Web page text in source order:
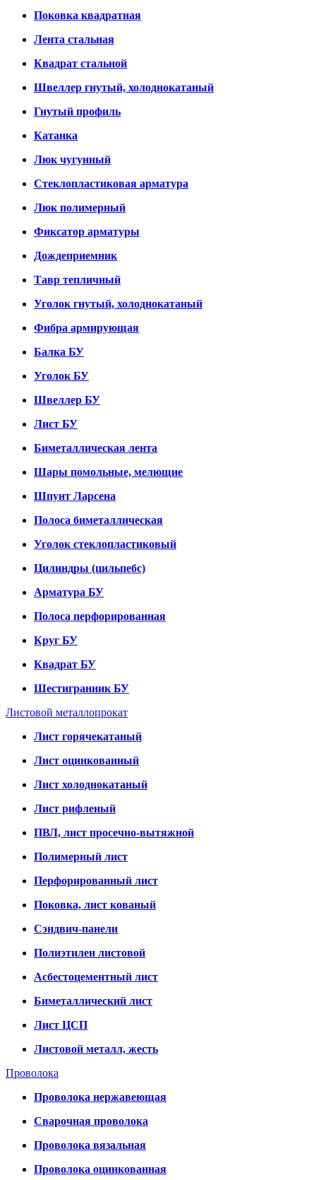
Поковка квадратная
Лента стальная
Квадрат стальной
Швеллер гнутый, холоднокатаный
Гнутый профиль
Катанка
Люк чугунный
Стеклопластиковая арматура
Люк полимерный
Фиксатор арматуры
Дождеприемник
Тавр тепличный
Уголок гнутый, холоднокатаный
Фибра армирующая
Балка БУ
Уголок БУ
Швеллер БУ
Лист БУ
Биметаллическая лента
Шары помольные, мелющие
Шпунт Ларсена
Полоса биметаллическая
Уголок стеклопластиковый
Цилиндры (цильпебс)
Арматура БУ
Полоса перфорированная
Круг БУ
Квадрат БУ
Шестигранник БУ
Листовой металлопрокат
Лист горячекатаный
Лист оцинкованный
Лист холоднокатаный
Лист рифленый
ПВЛ, лист просечно-вытяжной
Полимерный лист
Перфорированный лист
Поковка, лист кованый
Сэндвич-панели
Полиэтилен листовой
Асбестоцементный лист
Биметаллический лист
Лист ЦСП
Листовой металл, жесть
Проволока
Проволока нержавеющая
Сварочная проволока
Проволока вязальная
Проволока оцинкованная